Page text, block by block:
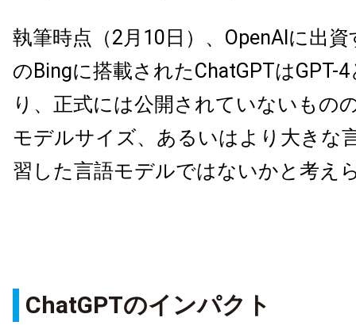
執筆時点（2月10日）、OpenAIに出
のBingに搭載されたChatGPTはGPT-
り、正式には公開されていないもの
モデルサイズ、あるいはより大きな
習した言語モデルではないかと考え
ChatGPTのインパクト